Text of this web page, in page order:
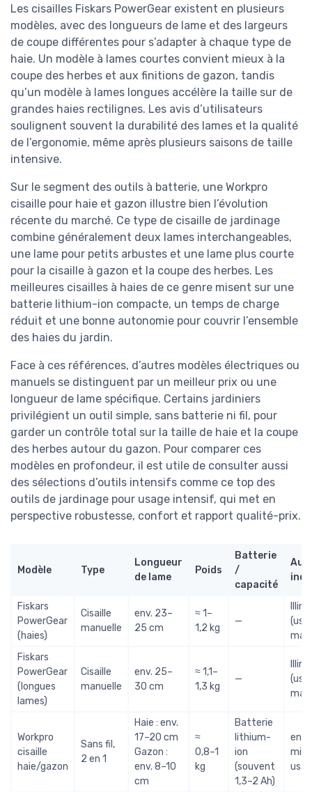
Les cisailles Fiskars PowerGear existent en plusieurs
modèles, avec des longueurs de lame et des largeurs
de coupe différentes pour s’adapter à chaque type de
haie. Un modèle à lames courtes convient mieux à la
coupe des herbes et aux finitions de gazon, tandis
qu’un modèle à lames longues accélère la taille sur de
grandes haies rectilignes. Les avis d’utilisateurs
soulignent souvent la durabilité des lames et la qualité
de l’ergonomie, même après plusieurs saisons de taille
intensive.
Sur le segment des outils à batterie, une Workpro
cisaille pour haie et gazon illustre bien l’évolution
récente du marché. Ce type de cisaille de jardinage
combine généralement deux lames interchangeables,
une lame pour petits arbustes et une lame plus courte
pour la cisaille à gazon et la coupe des herbes. Les
meilleures cisailles à haies de ce genre misent sur une
batterie lithium-ion compacte, un temps de charge
réduit et une bonne autonomie pour couvrir l’ensemble
des haies du jardin.
Face à ces références, d’autres modèles électriques ou
manuels se distinguent par un meilleur prix ou une
longueur de lame spécifique. Certains jardiniers
privilégient un outil simple, sans batterie ni fil, pour
garder un contrôle total sur la taille de haie et la coupe
des herbes autour du gazon. Pour comparer ces
modèles en profondeur, il est utile de consulter aussi
des sélections d’outils intensifs comme ce top des
outils de jardinage pour usage intensif, qui met en
perspective robustesse, confort et rapport qualité-prix.
Modèle Type
Longueur
de lame
Poids
Batterie
/
capacité
Fiskars
PowerGear
(haies)
Cisaille
manuelle
env. 23–
25 cm
≈ 1–
1,2 kg
—
Fiskars
PowerGear
(longues
lames)
Cisaille
manuelle
env. 25–
30 cm
≈ 1,1–
1,3 kg
—
Workpro
cisaille
haie/gazon
Sans fil,
2 en 1
Haie : env.
17–20 cm
Gazon :
env. 8–10
cm
≈
0,8–1
kg
Batterie
lithium-
ion
(souvent
1,3–2 Ah)
env.
min